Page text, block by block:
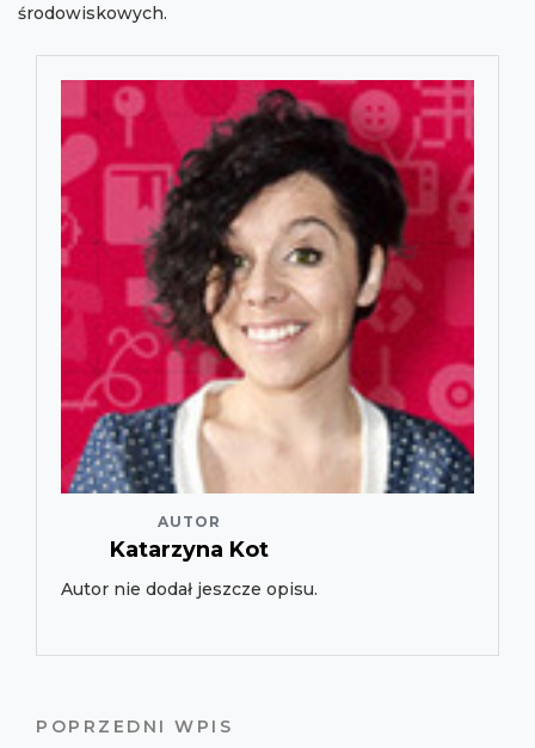
środowiskowych.
AUTOR
Katarzyna Kot
Autor nie dodał jeszcze opisu.
POPRZEDNI WPIS